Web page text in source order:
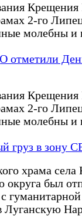
Крещения
2-го
молебны и
отметили
Крещения
2-го
молебны и
груз в зону
храма села
округа был
с